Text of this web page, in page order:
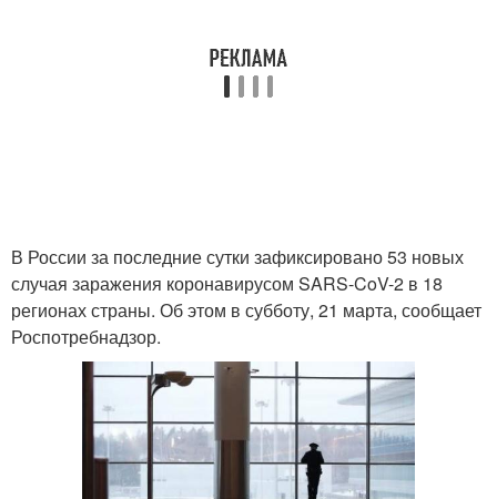
В России за последние сутки зафиксировано 53 новых
случая заражения коронавирусом SARS-CoV-2 в 18
регионах страны. Об этом в субботу, 21 марта, сообщает
Роспотребнадзор.